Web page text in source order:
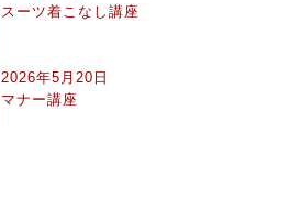
スーツ着こなし講座
2026年5月20日
マナー講座